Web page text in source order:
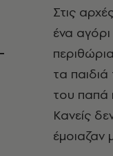
Στις αρχές του 20ού αιώνα, σε μια μικρή πόλη της δυτικής Ελλάδας, το Αγρίνιο,
ένα
τα
του παπά
Κανείς